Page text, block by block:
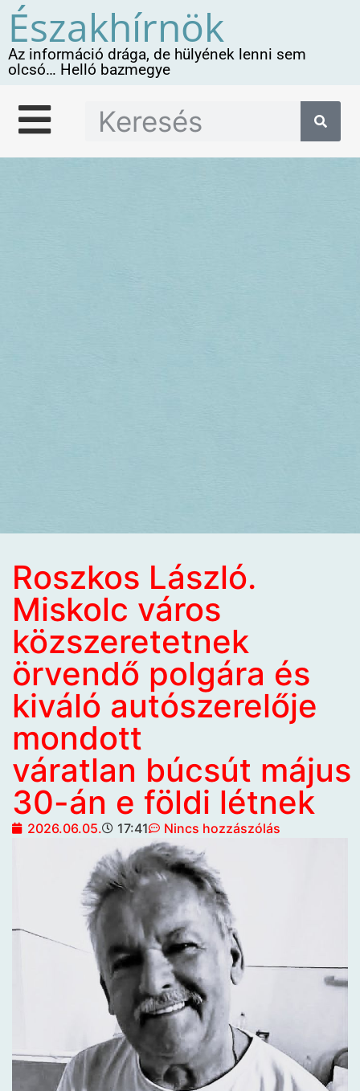
Északhírnök
Az információ drága, de hülyének lenni sem
olcsó… Helló bazmegye
Roszkos László.
Miskolc város
közszeretetnek
örvendő polgára és
kiváló autószerelője
mondott
váratlan búcsút május
30-án e földi létnek
2026.06.05. 17:41 Nincs hozzászólás